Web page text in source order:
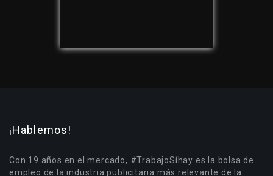
¡Hablemos!
Con 19 años en el mercado, #TrabajoSíhay es la bolsa de
empleo de la industria publicitaria más relevante de la